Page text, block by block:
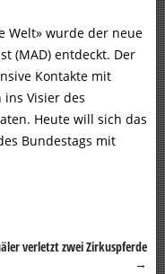
Welt» wurde der neue
(MAD) entdeckt. Der
Kontakte mit
Visier des
Heute will sich das
Bundestags mit
verletzt zwei Zirkuspferde
→